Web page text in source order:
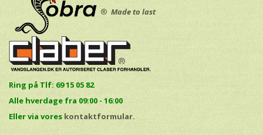
® Made to last
Ring på Tlf: 69 15 05 82
Alle hverdage fra 09:00 - 16:00
Eller via vores kontaktformular.